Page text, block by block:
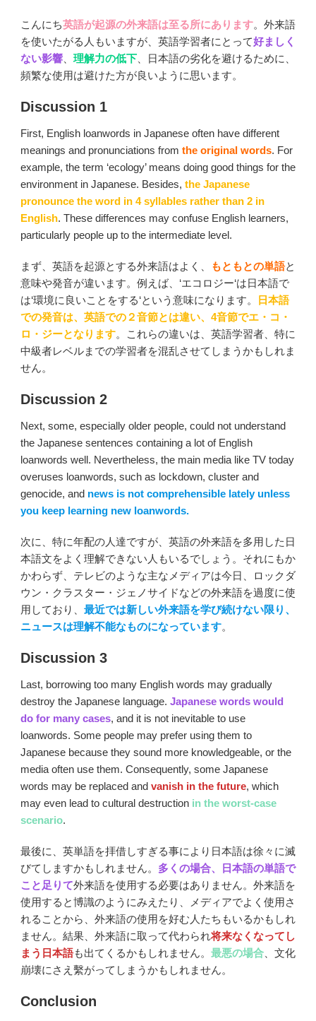
こんにち英語が起源の外来語は至る所にあります。外来語
を使いたがる人もいますが、英語学習者にとって好ましく
ない影響、 理解力の低下、日本語の劣化を避けるために、
頻繁な使用は避けた方が良いように思います。
Discussion 1
First, English loanwords in Japanese often have different
meanings and pronunciations from the original words. For
example, the term ‘ecology’ means doing good things for the
environment in Japanese. Besides, the Japanese
pronounce the word in 4 syllables rather than 2 in
English. These differences may confuse English learners,
particularly people up to the intermediate level.
まず、英語を起源とする外来語はよく、 もともとの単語と
意味や発音が違います。例えば、‘エコロジー‘は日本語で
は‘環境に良いことをする‘という意味になります。
日本語
での発音は、英語での２音節とは違い、4音節でエ・コ・
ロ・ジーとなります。これらの違いは、英語学習者、特に
中級者レベルまでの学習者を混乱させてしまうかもしれま
せん。
Discussion 2
Next, some, especially older people, could not understand
the Japanese sentences containing a lot of English
loanwords well. Nevertheless, the main media like TV today
overuses loanwords, such as lockdown, cluster and
genocide, and news is not comprehensible lately unless
you keep learning new loanwords.
次に、特に年配の人達ですが、英語の外来語を多用した日
本語文をよく理解できない人もいるでしょう。それにもか
かわらず、テレビのような主なメディアは今日、ロックダ
ウン・クラスター・ジェノサイドなどの外来語を過度に使
用しており、 最近では新しい外来語を学び続けない限り、
ニュースは理解不能なものになっています。
Discussion 3
Last, borrowing too many English words may gradually
destroy the Japanese language. Japanese words would
do for many cases, and it is not inevitable to use
loanwords. Some people may prefer using them to
Japanese because they sound more knowledgeable, or the
media often use them. Consequently, some Japanese
words may be replaced and vanish in the future, which
may even lead to cultural destruction in the worst-case
scenario.
最後に、英単語を拝借しすぎる事により日本語は徐々に滅
びてしますかもしれません。 多くの場合、日本語の単語で
こと足りて外来語を使用する必要はありません。外来語を
使用すると博識のようにみえたり、メディアでよく使用さ
れることから、外来語の使用を好む人たちもいるかもしれ
ません。結果、外来語に取って代わられ将来なくなってし
まう日本語も出てくるかもしれません。 最悪の場合、文化
崩壊にさえ繫がってしまうかもしれません。
Conclusion